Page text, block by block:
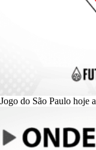
Jogo do São Paulo hoje